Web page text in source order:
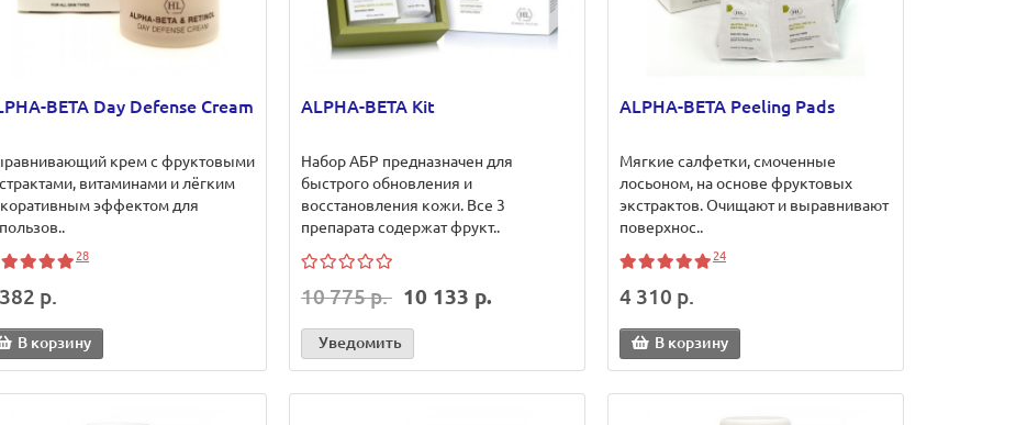
BETA Day Defense Cream
крем с фруктовыми
витаминами и лёгким
эффектом для
28
р.
В корзину
ALPHA-BETA Kit
Набор АБР предназначен для
быстрого обновления и
восстановления кожи. Все 3
препарата содержат фрукт..
10 775 р. 10 133 р.
Уведомить
ALPHA-BETA Peeling Pads
Мягкие салфетки, смоченные
лосьоном, на основе фруктовых
экстрактов. Очищают и выравнивают
поверхнос..
24
4 310 р.
В корзину